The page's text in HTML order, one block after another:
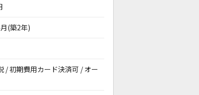
(築2年)
/ 初期費用カード決済可 / オー